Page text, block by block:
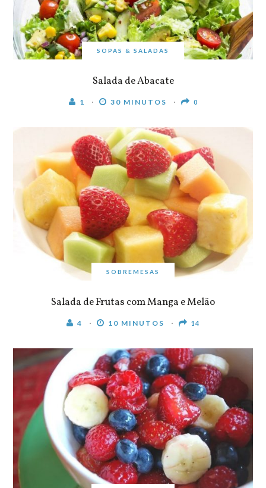
SOPAS & SALADAS
Salada de Abacate
1 30 MINUTOS 0
SOBREMESAS
Salada de Frutas com Manga e Melão
4 10 MINUTOS 14